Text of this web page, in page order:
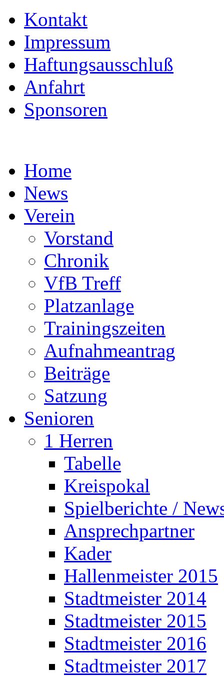
Kontakt
Impressum
Haftungsausschluß
Anfahrt
Sponsoren
Home
News
Verein
Vorstand
Chronik
VfB Treff
Platzanlage
Trainingszeiten
Aufnahmeantrag
Beiträge
Satzung
Senioren
1 Herren
Tabelle
Kreispokal
Spielberichte /
Ansprechpartner
Kader
Hallenmeister 2015
Stadtmeister 2014
Stadtmeister 2015
Stadtmeister 2016
Stadtmeister 2017